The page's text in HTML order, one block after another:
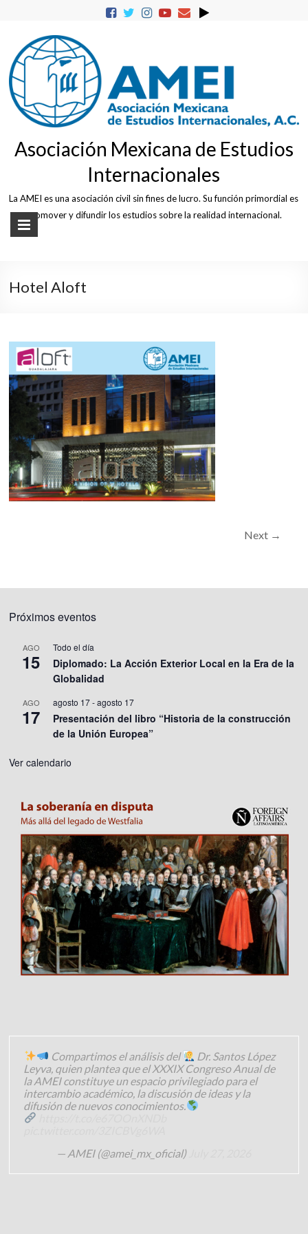
Asociación Mexicana de Estudios
Internacionales
La AMEI es una asociación civil sin fines de lucro. Su función primordial es
promover y difundir los estudios sobre la realidad internacional.
Hotel Aloft
Next →
Próximos eventos
AGO
15
Todo el día
Diplomado: La Acción Exterior Local en la Era de la
Globalidad
AGO
17
agosto 17-agosto 17
Presentación del libro “Historia de la construcción
de la Unión Europea”
Ver calendario
Compartimos el análisis del
Dr. Santos López
Leyva, quien plantea que el XXXIX Congreso Anual de
la AMEI constituye un espacio privilegiado para el
intercambio académico, la discusión de ideas y la
difusión de nuevos conocimientos.
— AMEI (@amei_mx_oficial)